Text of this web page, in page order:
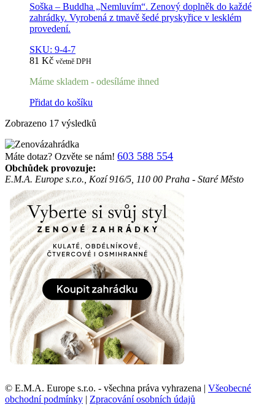
Soška – Buddha „Nemluvím“. Zenový doplněk do každé
zahrádky. Vyrobená z tmavě šedé pryskyřice v lesklém
provedení.
SKU: 9-4-7
81 Kč včetně DPH
Máme skladem - odesíláme ihned
Přidat do košíku
Zobrazeno 17 výsledků
Máte dotaz? Ozvěte se nám! 603 588 554
Obchůdek provozuje:
E.M.A. Europe s.r.o., Kozí 916/5, 110 00 Praha - Staré Město
© E.M.A. Europe s.r.o. - všechna práva vyhrazena | Všeobecné
obchodní podmínky | Zpracování osobních údajů